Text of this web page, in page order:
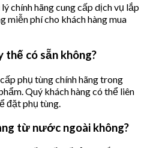
chính hãng cung cấp dịch vụ lắp
miễn phí cho khách hàng mua
thế có sẵn không?
phụ tùng chính hãng trong
Quý khách hàng có thể liên
đặt phụ tùng.
từ nước ngoài không?